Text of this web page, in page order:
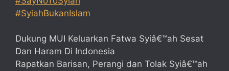
#SyiahBukanIslam
Dukung MUI Keluarkan Fatwa Syiâ€™ah Sesat
Dan Haram Di Indonesia
Rapatkan Barisan, Perangi dan Tolak Syiâ€™ah